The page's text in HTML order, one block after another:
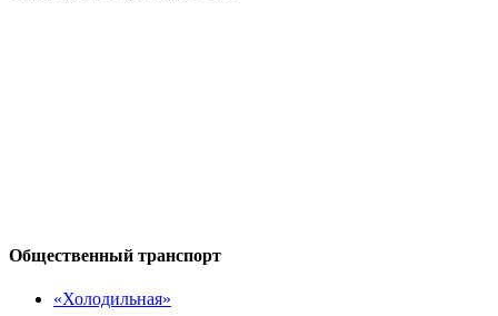
Общественный транспорт
«Холодильная»